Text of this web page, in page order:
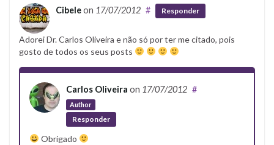
Cibeleon 17/07/2012 # Responder
Adorei Dr. Carlos Oliveira e não só por ter me citado, pois
gosto de todos os seus posts
Carlos Oliveira on 17/07/2012
Author
#
Responder
Obrigado